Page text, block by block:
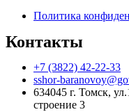
Политика
Контакты
+7 (3822) 42-22-33
sshor-
634045 г. Томск,
строение 3